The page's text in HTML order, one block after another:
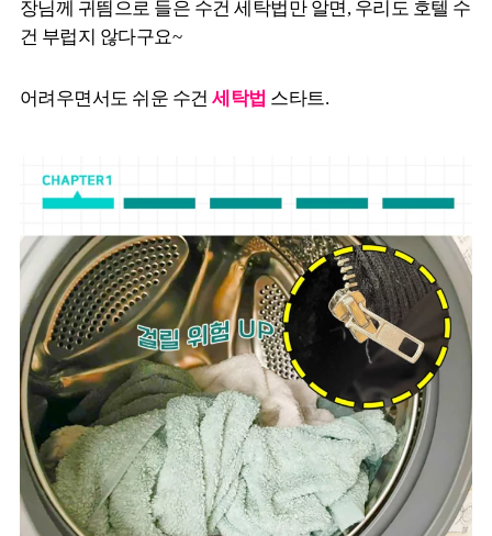
장님께 귀띔으로 들은 수건 세탁법만 알면, 우리도 호텔 수
건 부럽지 않다구요~
어려우면서도 쉬운 수건세탁법 스타트.